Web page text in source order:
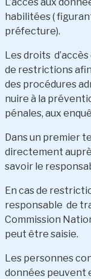
habilitées (
préfecture).
Les droits
de restrictions
des procédures
nuire à la
pénales, aux
Dans un premier
directement
savoir le
En cas de
responsable de
Commission
peut être saisie.
Les personnes
données peuvent